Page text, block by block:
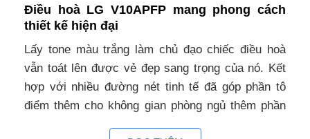
Điều hoà LG V10APFP mang phong cách
thiết kế hiện đại
Lấy tone màu trắng làm chủ đạo chiếc điều hoà
vẫn toát lên được vẻ đẹp sang trọng của nó. Kết
hợp với nhiều đường nét tinh tế đã góp phần tô
điểm thêm cho không gian phòng ngủ thêm phần